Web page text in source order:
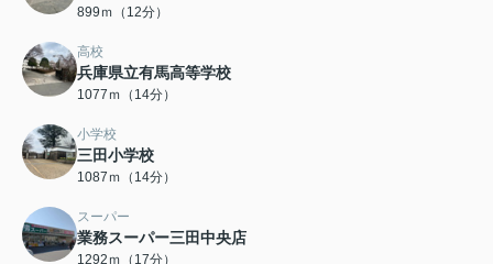
899ｍ（12分）
高校
兵庫県立有馬高等学校
1077ｍ（14分）
小学校
三田小学校
1087ｍ（14分）
スーパー
業務スーパー三田中央店
1292ｍ（17分）